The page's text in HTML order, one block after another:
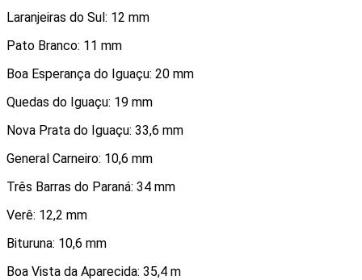
Laranjeiras do Sul: 12 mm
Pato Branco: 11 mm
Boa Esperança do Iguaçu: 20 mm
Quedas do Iguaçu: 19 mm
Nova Prata do Iguaçu: 33,6 mm
General Carneiro: 10,6 mm
Três Barras do Paraná: 34 mm
Verê: 12,2 mm
Bituruna: 10,6 mm
Boa Vista da Aparecida: 35,4 m